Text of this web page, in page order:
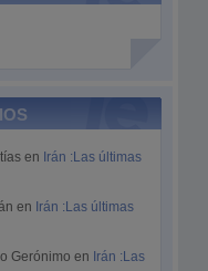
en Irán :Las últimas
en Irán :Las últimas
Gerónimo en Irán :Las